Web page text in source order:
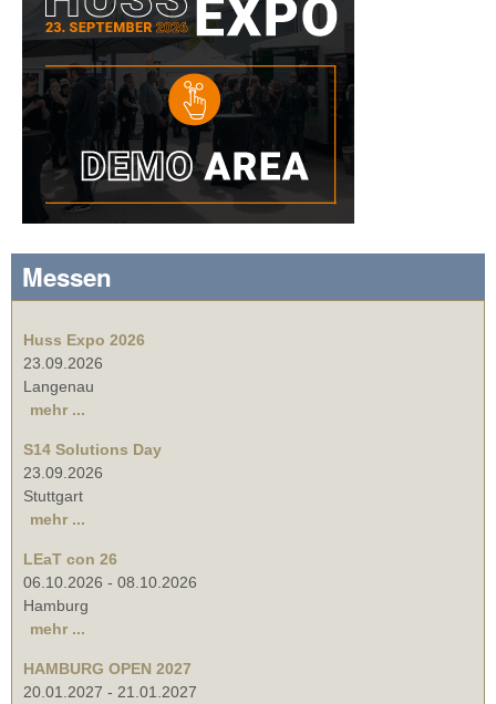
Messen
Huss Expo 2026
23.09.2026
Langenau
mehr ...
S14 Solutions Day
23.09.2026
Stuttgart
mehr ...
LEaT con 26
06.10.2026 - 08.10.2026
Hamburg
mehr ...
HAMBURG OPEN 2027
20.01.2027 - 21.01.2027